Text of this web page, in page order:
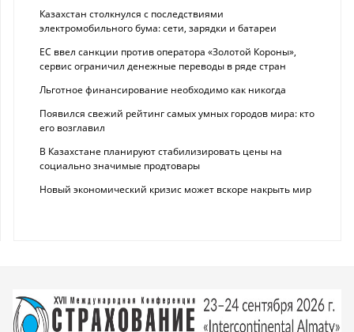
Казахстан столкнулся с последствиями
электромобильного бума: сети, зарядки и батареи
ЕС ввел санкции против оператора «Золотой Короны»,
сервис ограничил денежные переводы в ряде стран
Льготное финансирование необходимо как никогда
Появился свежий рейтинг самых умных городов мира: кто
его возглавил
В Казахстане планируют стабилизировать цены на
социально значимые продтовары
Новый экономический кризис может вскоре накрыть мир